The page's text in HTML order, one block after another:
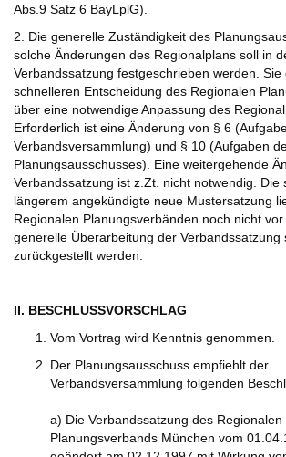
Abs.9 Satz 6 BayLplG).
2. Die generelle Zuständigkeit des
solche Änderungen des Regionalplans soll in
Verbandssatzung festgeschrieben werden. Sie
schnelleren Entscheidung des Regionalen
über eine notwendige Anpassung des
Erforderlich ist eine Änderung von § 6
Verbandsversammlung) und § 10 (Aufgaben
Planungsausschusses). Eine weitergehende
Verbandssatzung ist z.Zt. nicht notwendig. Die
längerem angekündigte neue Mustersatzung
Regionalen Planungsverbänden noch nicht
generelle Überarbeitung der Verbandssatzung
zurückgestellt werden.
II. BESCHLUSSVORSCHLAG
Vom Vortrag wird Kenntnis genommen.
Der Planungsausschuss empfiehlt der
Verbandsversammlung folgenden
a) Die Verbandssatzung des Regionalen
Planungsverbands München vom